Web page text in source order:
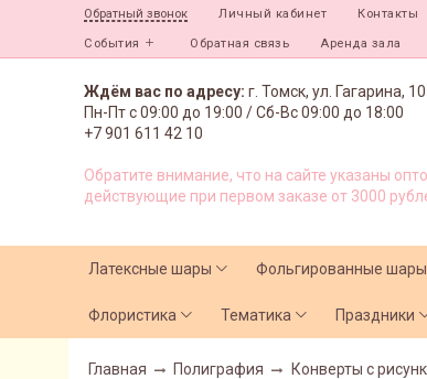
Обратный звонок Личный кабинет Контакты
События Обратная связь Аренда зала
Ждём вас по адресу: г. Томск, ул. Гагарина, 10
Пн-Пт с09:00 до 19:00 /Сб-Вс 09:00 до 18:00
+7 901 611 42 10
Обратите внимание, что на сайте указаны
действующие при первом заказе от 3000
Латексные шары Фольгированные шары
Флористика Тематика Праздники
Главная Полиграфия Конверты с